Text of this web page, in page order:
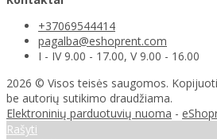
+37069544414
pagalba@eshoprent.com
I - IV 9.00 - 17.00, V 9.00 - 16.00
2026 © Visos teisės saugomos.
be autorių sutikimo draudžiama.
Elektroninių parduotuvių nuoma -
Rašyti